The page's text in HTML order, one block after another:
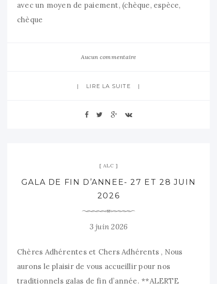
avec un moyen de paiement, (chèque, espèce,
chèque
Aucun commentaire
LIRE LA SUITE
ALC
GALA DE FIN D’ANNEE- 27 ET 28 JUIN
2026
3 juin 2026
Chères Adhérentes et Chers Adhérents , Nous
aurons le plaisir de vous accueillir pour nos
traditionnels galas de fin d’année. **ALERTE